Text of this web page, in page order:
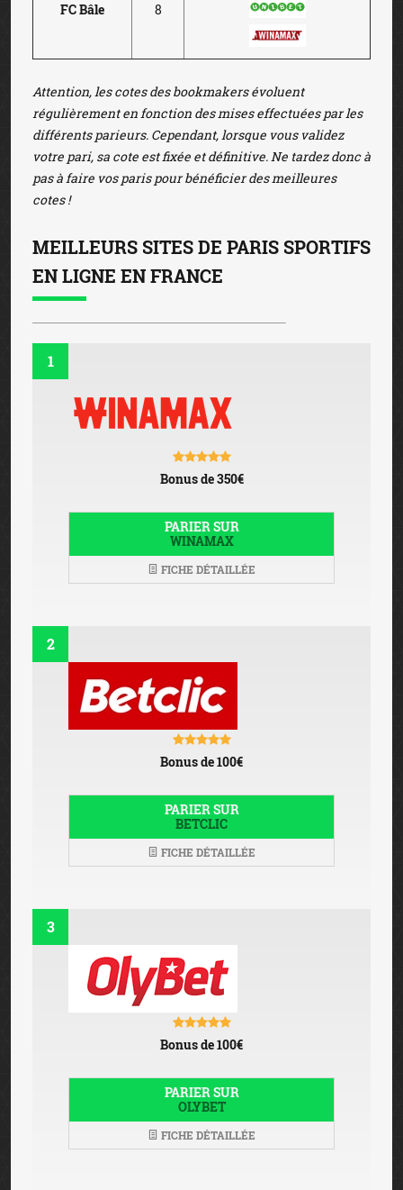
FC Bâle 8
Attention, les cotes des bookmakers évoluent
régulièrement en fonction des mises effectuées par les
différents parieurs. Cependant, lorsque vous validez
votre pari, sa cote est fixée et définitive. Ne tardez donc à
pas à faire vos paris pour bénéficier des meilleures
cotes !
MEILLEURS SITES DE PARIS SPORTIFS
EN LIGNE EN FRANCE
1
Bonus de 350€
PARIER SUR
WINAMAX
FICHE DÉTAILLÉE
2
Bonus de 100€
PARIER SUR
BETCLIC
FICHE DÉTAILLÉE
3
Bonus de 100€
PARIER SUR
OLYBET
FICHE DÉTAILLÉE